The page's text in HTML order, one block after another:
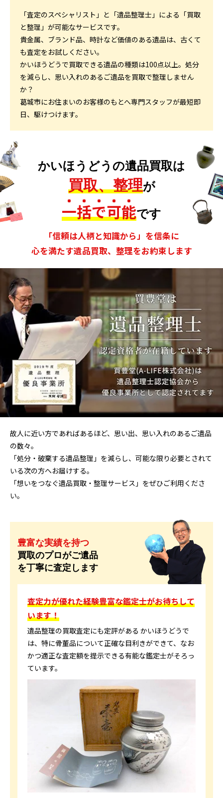
「査定のスペシャリスト」と「遺品整理士」による「買取
と整理」が可能なサービスです。
貴金属、ブランド品、時計など価値のある遺品は、古くて
も査定をお試しください。
かいほうどうで買取できる遺品の種類は100点以上。処分
を減らし、思い入れのあるご遺品を買取で整理しません
か？
葛城市にお住まいのお客様のもとへ専門スタッフが最短即
日、駆けつけます。
かいほうどうの遺品買取は
買取、整理が
一括で可能です
「信頼は人柄と知識から」を信条に
心を満たす遺品買取、整理をお約束します
故人に近い方であればあるほど、思い出、思い入れのあるご遺品
の数々。
「処分・破棄する遺品整理」を減らし、可能な限り必要とされて
いる次の方へお届けする。
「想いをつなぐ遺品買取・整理サービス」をぜひご利用くださ
い。
豊富な実績を持つ
買取のプロがご遺品
を丁寧に査定します
査定力が優れた経験豊富な鑑定士がお待ちして
います！
遺品整理の買取査定にも定評がある かいほうどうで
は、特に骨董品について正確な目利きができて、なお
かつ適正な査定額を提示できる有能な鑑定士がそろっ
ています。